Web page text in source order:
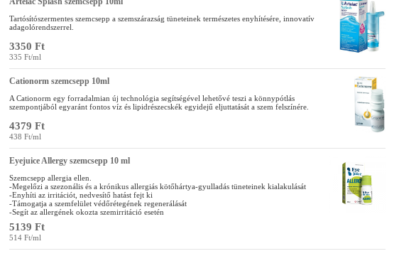
Tartósítószermentes szemcsepp a szemszárazság tüneteinek természetes enyhítésére, innovatív
adagolórendszerrel.
3350 Ft
335 Ft/ml
Cationorm szemcsepp 10ml
A Cationorm egy forradalmian új technológia segítségével lehetővé teszi a könnypótlás
szempontjából egyaránt fontos víz és lipidrészecskék egyidejű eljuttatását a szem felszínére.
4379 Ft
438 Ft/ml
Eyejuice Allergy szemcsepp 10 ml
Szemcsepp allergia ellen.
-Megelőzi a szezonális és a krónikus allergiás kötőhártya-gyulladás tüneteinek kialakulását
-Enyhíti az irritációt, nedvesítő hatást fejt ki
-Támogatja a szemfelület védőrétegének regenerálását
-Segít az allergének okozta szemirritáció esetén
5139 Ft
514 Ft/ml